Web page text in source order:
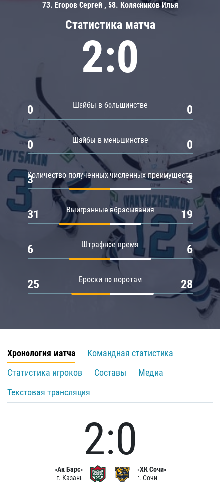
Статистика матча
2:0
Шайбы в большинстве
0 0
Шайбы в меньшинстве
0 0
Количество полученных численных преимуществ
3 3
Выигранные вбрасывания
31 19
Штрафное время
6 6
Броски по воротам
25 28
73. Егоров Сергей , 58. Колясников Илья
Хронология матча
Командная статистика
Статистика игроков
Составы
Медиа
Текстовая трансляция
«Ак Барс»
г. Казань
2:0
«ХК Сочи»
г. Сочи